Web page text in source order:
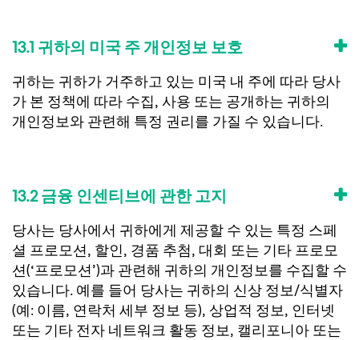
13.1 귀하의 미국 주 개인정보 보호
귀하는 귀하가 거주하고 있는 미국 내 주에 따라 당사
가 본 정책에 따라 수집, 사용 또는 공개하는 귀하의
개인정보와 관련해 특정 권리를 가질 수 있습니다.
13.2 금융 인센티브에 관한 고지
당사는 당사에서 귀하에게 제공할 수 있는 특정 스페
셜 프로모션, 할인, 경품 추첨, 대회 또는 기타 프로모
션(‘프로모션’)과 관련해 귀하의 개인정보를 수집할 수
있습니다. 예를 들어 당사는 귀하의 신상 정보/식별자
(예: 이름, 연락처 세부 정보 등), 상업적 정보, 인터넷
또는 기타 전자 네트워크 활동 정보, 캘리포니아 또는